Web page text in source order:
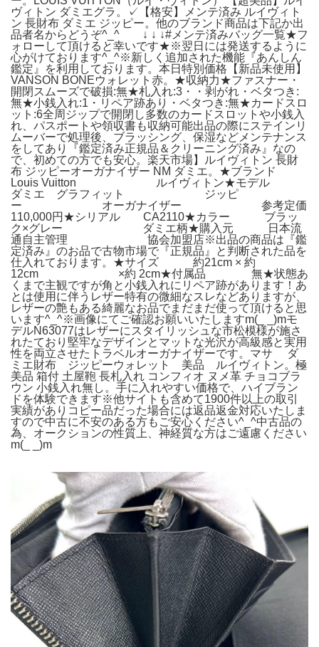
ヴィトン ダミエグラ。✓【格安】メンテ済み ルイヴィト
ン 長財布 ダミエ ジッピー。他のブランド商品は下記か出
品者名からどうぞ^_^ ↓ ↓ ↓#メンテ済みバッグ一覧★フ
ォローして頂けると幸いです★※翌日には発送するように
心がけております^_^※新しく追加された機能『あんしん
鑑定』を利用しております。本日特別価格【新品未使用】
VANSON BONEウォレット赤。★収納力★ファスナー・
開閉スムーズで破損:無★札入れ:3・・剥がれ・ベタつき:
無★小銭入れ:1・リペア跡あり・ベタつき:無★カードスロ
ット:6全周ジップで開閉し多数のカードスロットや小銭入
れ、パスポートや領収書も収納可能出品の際にステインリ
ムーバーで処理後、ブラッシング、保湿などメンテナンス
をしてあり『鑑定済み正規品＆クリーニング済み』なの
で、初めての方でも安心。楽天市場】ルイヴィトン 長財
布 ジッピーオーガナイザー NM ダミエ。★ブランド
Louis Vuitton ルイヴィトン★モデル
ダミエ グラフィット ジッピ
ー オーガナイザー 参考定価
110,000円★シリアル CA2110★カラー ブラッ
ク×グレー ダミエ柄★購入元 日本流
通自主管理 協会加盟店※出品の商品は『鑑
定済み』のお品で古物市場で『正規品』と判断された品を
仕入れております。★サイズ 約21cm × 約
12cm ×約 2cm★付属品 無★状態あ
くまで主観ですが角と小銭入れにリペア跡があります！あ
とは使用に伴うレザー特有の微細なスレなどありますが、
レザーの艶もある綺麗なお品でまだまだ使って頂けると思
います^_^※画像にてご確認お願いいたしますm(_ _)mモ
デルN63077はレザーにスタイリッシュな市松模様が施さ
れたており堅牢なデザインとマットな光沢が高級感と実用
性を両立させたトラベルオーガナイザーです。マサ ダ
ミエ財布 ジッピーウォレット 美品 ルイヴィトン。極
美品 箱付 土屋鞄 長札入れ コンフィオ ヌメ革 チョコブラ
ウン 小銭入れ無し。手に入れやすい価格で、ハイブラン
ドを体験できます※他サイトも含めて1900件以上の取引
実績がありコピー品だった場合には返品返金対応いたしま
すので中古に不安のある方もご安心ください^_^中古品の
為、オークションの性質上、神経質な方はご遠慮ください
m(_ _)m